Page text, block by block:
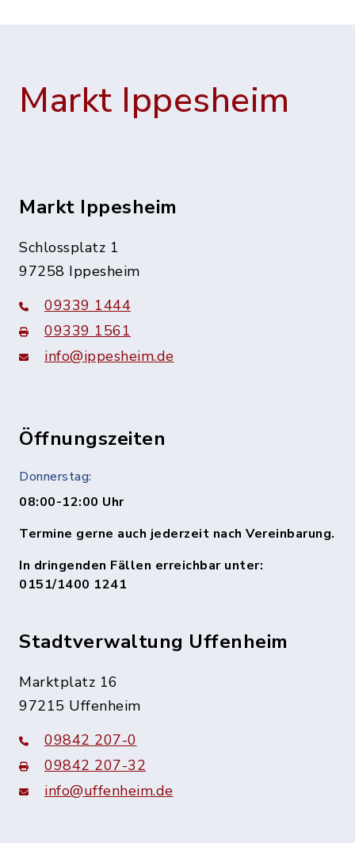
Markt Ippesheim
Markt Ippesheim
Schlossplatz 1
97258 Ippesheim
09339 1444
09339 1561
info@ippesheim.de
Öffnungszeiten
Donnerstag:
08:00-12:00 Uhr
Termine gerne auch jederzeit nach Vereinbarung.
In dringenden Fällen erreichbar unter:
0151/1400 1241
Stadtverwaltung Uffenheim
Marktplatz 16
97215 Uffenheim
09842 207-0
09842 207-32
info@uffenheim.de